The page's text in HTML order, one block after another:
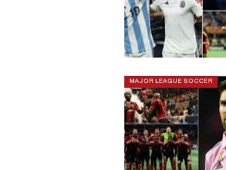
MAJOR LEAGUE SOCCER